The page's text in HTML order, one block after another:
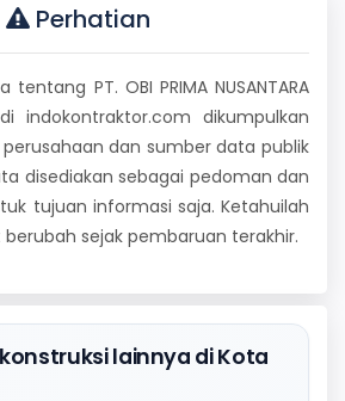
Perhatian
PT. OBI PRIMA NUSANTARA
indokontraktor.com dikumpulkan
dan sumber data publik
disediakan sebagai pedoman dan
tujuan informasi saja. Ketahuilah
sejak pembaruan terakhir.
lainnya di Kota